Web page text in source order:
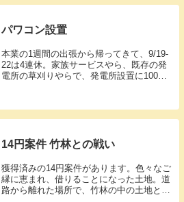
了。...
パワコン設置
本業の1週間の出張から帰ってきて、9/19-
22は4連休。家族サービスやら、既存の発
電所の草刈りやらで、発電所設置に100%
です。200%超の過積載...
14円案件 竹林との戦い
獲得済みの14円案件があります。色々なご
縁に恵まれ、借りることになった土地。道
路から離れた場所で、竹林の中の土地とい